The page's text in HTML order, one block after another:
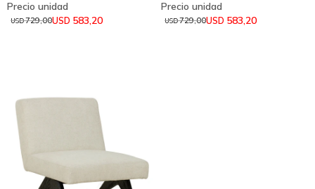
USD 583,20
USD729,00 USD 583,20
USD729,00